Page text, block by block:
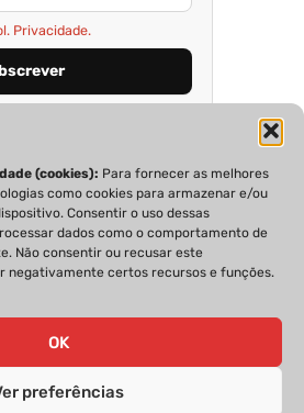
(cookies): Para fornecer as melhores
como cookies para armazenar e/ou
Consentir o uso dessas
dados como o comportamento de
Não consentir ou recusar este
negativamente certos recursos e funções.
OK
preferências
Privacidade.
TÉCNICA
ESTATUTO EDITORIAL